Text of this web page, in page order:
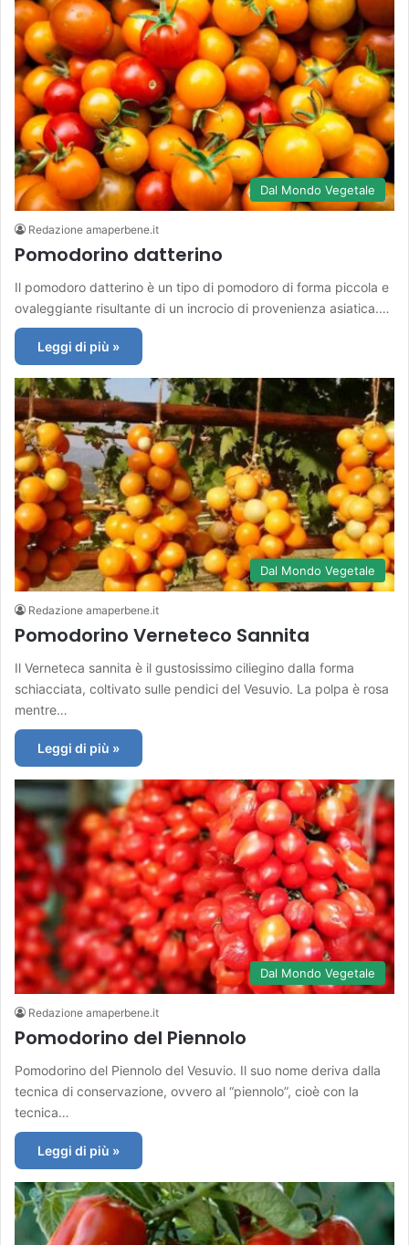
Dal Mondo Vegetale
Redazione amaperbene.it
Pomodorino datterino
Il pomodoro datterino è un tipo di pomodoro di forma piccola e
ovaleggiante risultante di un incrocio di provenienza asiatica.…
Leggi di più »
Dal Mondo Vegetale
Redazione amaperbene.it
Pomodorino Verneteco Sannita
Il Verneteca sannita è il gustosissimo ciliegino dalla forma
schiacciata, coltivato sulle pendici del Vesuvio. La polpa è rosa
mentre…
Leggi di più »
Dal Mondo Vegetale
Redazione amaperbene.it
Pomodorino del Piennolo
Pomodorino del Piennolo del Vesuvio. Il suo nome deriva dalla
tecnica di conservazione, ovvero al “piennolo”, cioè con la
tecnica…
Leggi di più »